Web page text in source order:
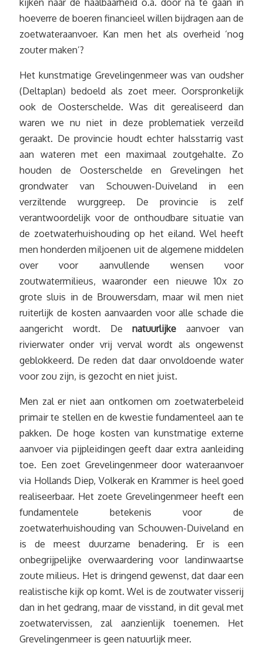
kijken naar de haalbaarheid o.a. door na te gaan in
hoeverre de boeren financieel willen bijdragen aan de
zoetwateraanvoer. Kan men het als overheid ‘nog
zouter maken’?
Het kunstmatige Grevelingenmeer was van oudsher
(Deltaplan) bedoeld als zoet meer. Oorspronkelijk
ook de Oosterschelde. Was dit gerealiseerd dan
waren we nu niet in deze problematiek verzeild
geraakt. De provincie houdt echter halsstarrig vast
aan wateren met een maximaal zoutgehalte. Zo
houden de Oosterschelde en Grevelingen het
grondwater van Schouwen-Duiveland in een
verziltende wurggreep. De provincie is zelf
verantwoordelijk voor de onthoudbare situatie van
de zoetwaterhuishouding op het eiland. Wel heeft
men honderden miljoenen uit de algemene middelen
over voor aanvullende wensen voor
zoutwatermilieus, waaronder een nieuwe 10x zo
grote sluis in de Brouwersdam, maar wil men niet
ruiterlijk de kosten aanvaarden voor alle schade die
aangericht wordt. Denatuurlijke aanvoer van
rivierwater onder vrij verval wordt als ongewenst
geblokkeerd. De reden dat daar onvoldoende water
voor zou zijn, is gezocht en niet juist.
Men zal er niet aan ontkomen om zoetwaterbeleid
primair te stellen en de kwestie fundamenteel aan te
pakken. De hoge kosten van kunstmatige externe
aanvoer via pijpleidingen geeft daar extra aanleiding
toe. Een zoet Grevelingenmeer door wateraanvoer
via Hollands Diep, Volkerak en Krammer is heel goed
realiseerbaar. Het zoete Grevelingenmeer heeft een
fundamentele betekenis voor de
zoetwaterhuishouding van Schouwen-Duiveland en
is de meest duurzame benadering. Er is een
onbegrijpelijke overwaardering voor landinwaartse
zoute milieus. Het is dringend gewenst, dat daar een
realistische kijk op komt. Wel is de zoutwater visserij
dan in het gedrang, maar de visstand, in dit geval met
zoetwatervissen, zal aanzienlijk toenemen. Het
Grevelingenmeer is geen natuurlijk meer.